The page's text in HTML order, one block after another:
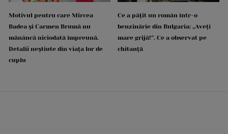
Motivul pentru care Mircea
Badea și Carmen Brumă nu
mănâncă niciodată împreună.
Detalii neștiute din viața lor de
cuplu
Ce a pățit un român într-o
benzinărie din Bulgaria: „Aveți
mare grijă!”. Ce a observat pe
chitanță